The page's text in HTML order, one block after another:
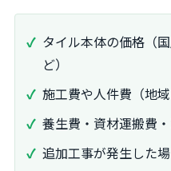
タイル本体の価格（
ど）
施工費や人件費（地域
養生費・資材運搬費
追加工事が発生した